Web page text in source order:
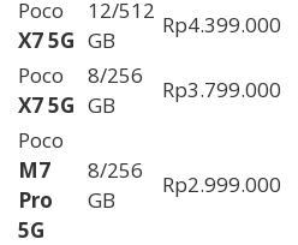
Poco
X7 5G
12/512
GB
Rp4.399.000
Poco
X7 5G
8/256
GB
Rp3.799.000
Poco
M7
Pro
5G
8/256
GB
Rp2.999.000